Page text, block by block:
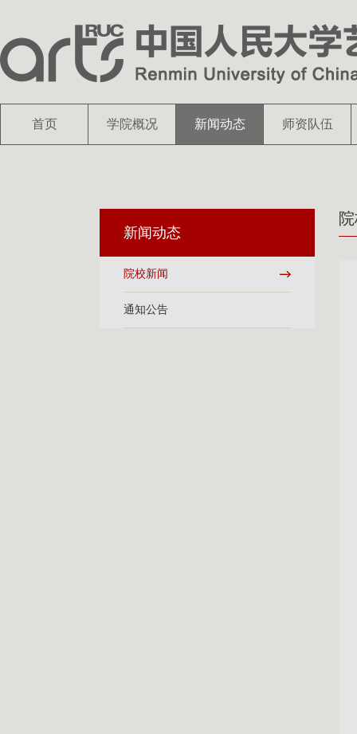
首页 学院概况 新闻动态 师资队伍
新闻动态
院校新闻
通知公告